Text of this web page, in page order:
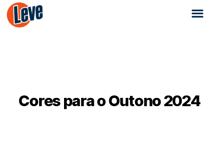
Cores para o Outono 2024